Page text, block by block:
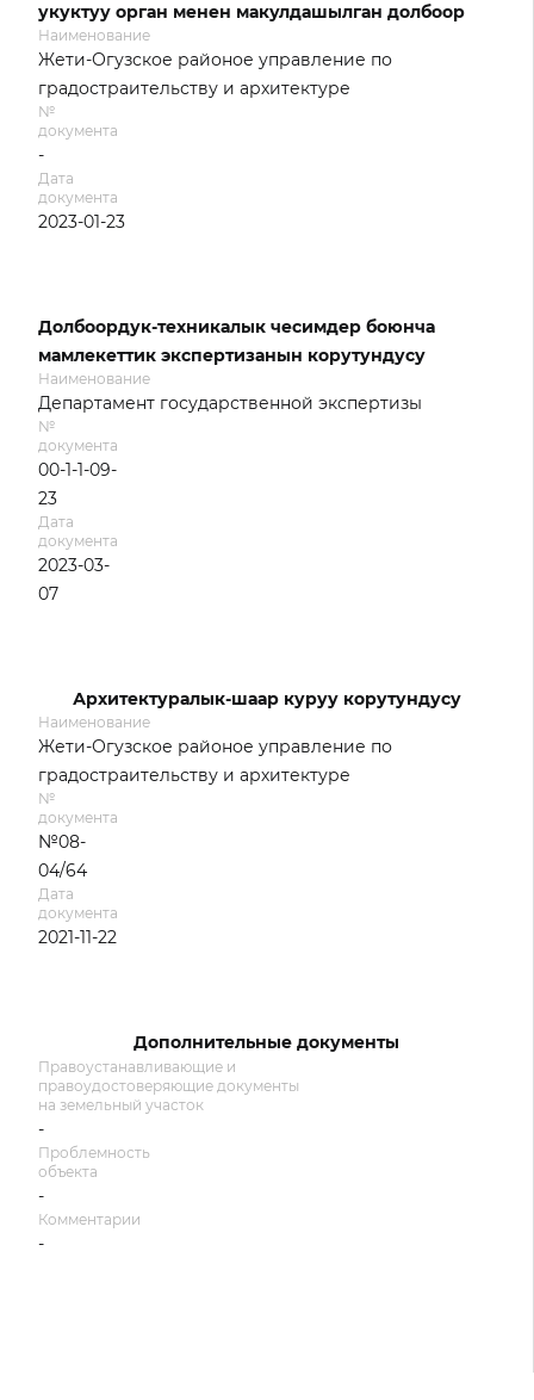
укуктуу орган менен макулдашылган долбоор
Наименование
Жети-Огузское районое управление по
градостраительству и архитектуре
№
документа
-
Дата
документа
2023-01-23
Долбоордук-техникалык чесимдер боюнча
мамлекеттик экспертизанын корутундусу
Наименование
Департамент государственной экспертизы
№
документа
00-1-1-09-
23
Дата
документа
2023-03-
07
Архитектуралык-шаар куруу корутундусу
Наименование
Жети-Огузское районое управление по
градостраительству и архитектуре
№
документа
№08-
04/64
Дата
документа
2021-11-22
Дополнительные документы
Правоустанавливающие и
правоудостоверяющие документы
на земельный участок
-
Проблемность
объекта
-
Комментарии
-